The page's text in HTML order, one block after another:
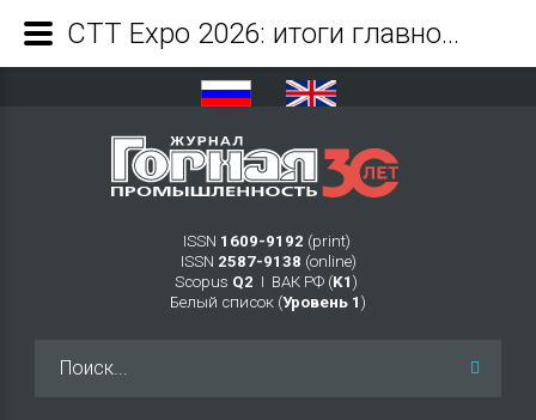
ISSN 1609-9192 (print)
ISSN 2587-9138 (online)
Scopus Q2 Ι ВАК РФ (K1 )
Белый список (Уровень 1 )
СТТ Expo 2026: итоги главной встречи всей строительной отрасли - Журнал Горная промышленность